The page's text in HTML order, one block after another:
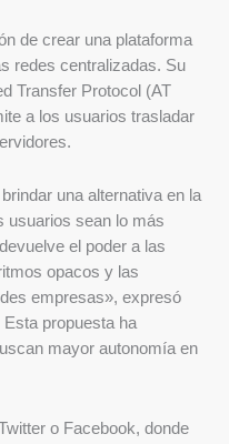
de crear una plataforma
redes centralizadas. Su
Transfer Protocol (AT
a los usuarios trasladar
una alternativa en la
usuarios sean lo más
el poder a las
opacos y las
empresas», expresó
propuesta ha
mayor autonomía en
o Facebook, donde